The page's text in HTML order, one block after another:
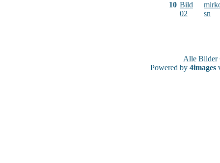
10 Bild
02
sn
Alle
Powered by 4images